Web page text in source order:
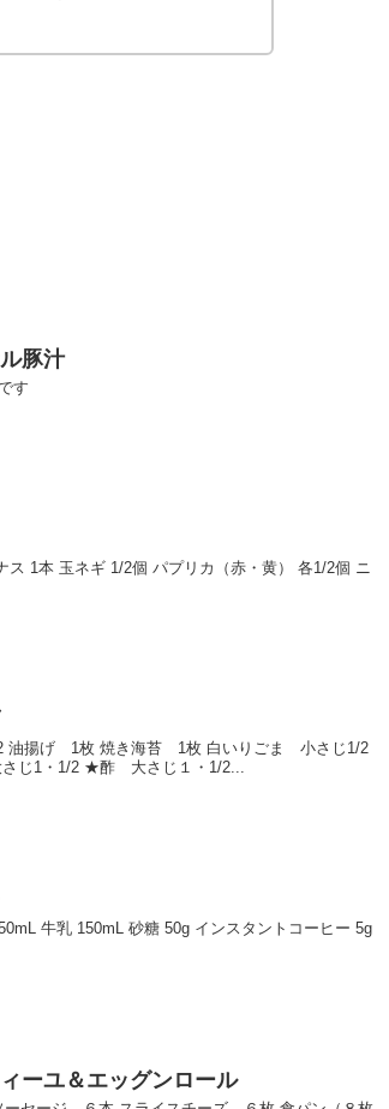
豚汁
す
1本 玉ネギ 1/2個 パプリカ（赤・黄） 各1/2個 ニ
揚げ 1枚 焼き海苔 1枚 白いりごま 小さじ1/2
じ1・1/2 ★酢 大さじ１・1/2...
牛乳 150mL 砂糖 50g インスタントコーヒー 5g
ーユ＆エッグンロール